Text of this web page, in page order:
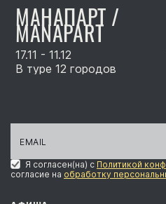
МАНАПАРТ /
MANAPART
17.11 - 11.12
В туре 12 городов
Я согласен(на) с Политикой
согласие на обработку